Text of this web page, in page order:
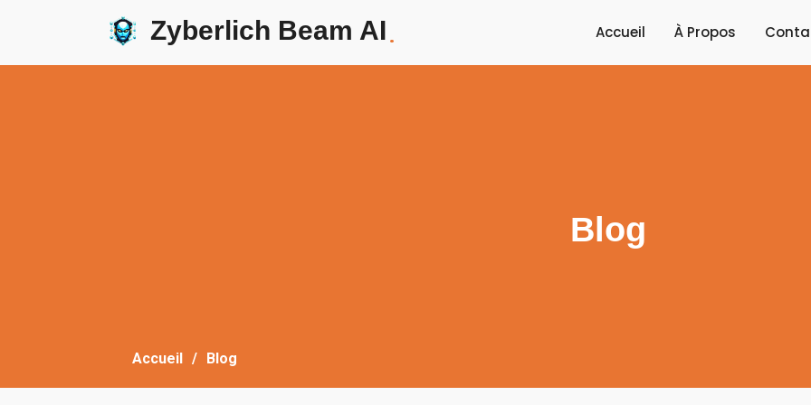
Zyberlich Beam AI. Accueil À Propos
Blog
Accueil Blog